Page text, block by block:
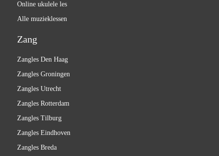
Online ukulele les
Alle muzieklessen
Zang
Zangles Den Haag
Zangles Groningen
Zangles Utrecht
Zangles Rotterdam
Zangles Tilburg
Zangles Eindhoven
Zangles Breda